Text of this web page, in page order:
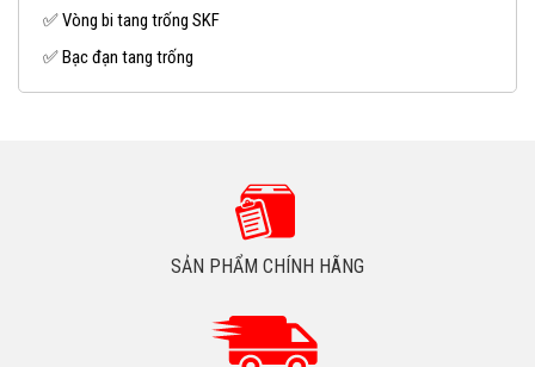
✅ Vòng bi tang trống SKF
✅ Bạc đạn tang trống
SẢN PHẨM CHÍNH HÃNG